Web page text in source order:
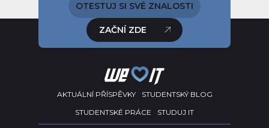
OTESTUJ SI SVÉ ZNALOSTI
ZAČNÍ ZDE
AKTUÁLNÍ PŘÍSPĚVKY
STUDENTSKÝ BLOG
STUDENTSKÉ PRÁCE
STUDUJ IT